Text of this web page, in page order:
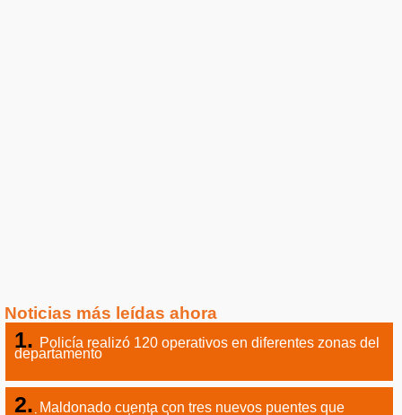
Noticias más leídas ahora
Policía realizó 120 operativos en diferentes zonas del
departamento
Maldonado cuenta con tres nuevos puentes que